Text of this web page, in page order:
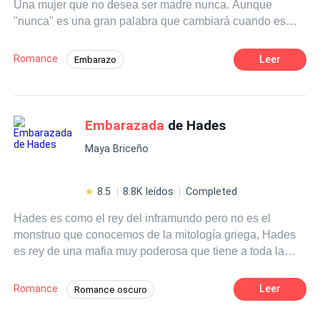
madre de mi primer hijo. Vas a ser la madre de mi hijo,
señorita Morgan. Oh, rayos. ¿La reserva era de mi jefe?
ser una broma. Yo… no puedo estar
embarazada
jefe mujeriego. Eso, no puede ser posible, ¿o sí?
Una mujer que no desea ser madre nunca. Aunque
"nunca" es una gran palabra que cambiará cuando es
como de lugar. ¿Este accidente logrará juntarlos? O los
¿Separara?
Romance Embarazo
Oriental Drama Doctor
Independiente Arrogante
Leer
Embarazada de Hades
Maya Briceño
8.5 8.8K leídos Completed
Hades es como el rey del inframundo pero no es el
monstruo que conocemos de la mitología griega, Hades
es rey de una mafia muy poderosa que tiene a toda la
solo chasquear los dedos, todo en mi vida iba bien hasta
que quedéembarazadade Hades, no sé cómo llegue a
Romance Romance oscuro Leer